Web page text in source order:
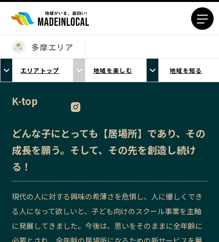
エリアから探す
北海道エリア
青森エリア
秋田エリア
栃木エリア
群馬エリア
埼玉エリア
千葉エリア
東京23区エリア
富山エリア
石川エリア
福井エリア
山梨エリア
長野エリア
岐阜エリア
多摩エリア
エリアトップ 地域を楽しむ 地域を知る
K-top
どんな子にとっても【居場所】であり、その
成長を願う。そして、その先を創造し続け
る！
現代の人に対する興味の希薄さを危惧し、人に優しくでき
る人になって欲しいと、子ども向けのスクール事業を主軸
に発展してきました。今後は、思いをそのままに全年齢に